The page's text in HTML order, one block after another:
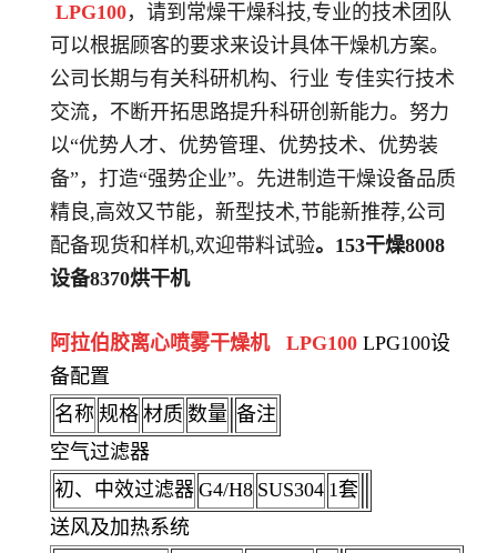
LPG100，请到常燥干燥科技,专业的技术团队
可以根据顾客的要求来设计具体干燥机方案。
公司长期与有关科研机构、行业 专佳实行技术
交流，不断开拓思路提升科研创新能力。努力
以“优势人才、优势管理、优势技术、优势装
备”，打造“强势企业”。先进制造干燥设备品质
精良,高效又节能，新型技术,节能新推荐,公司
配备现货和样机,欢迎带料试验。 153干燥8008
设备8370烘干机
阿拉伯胶离心喷雾干燥机 LPG100 LPG100设
备配置
名称 规格 材质 数量 备注
空气过滤器
初、中效过滤器 G4/H8 SUS304 1套
送风及加热系统